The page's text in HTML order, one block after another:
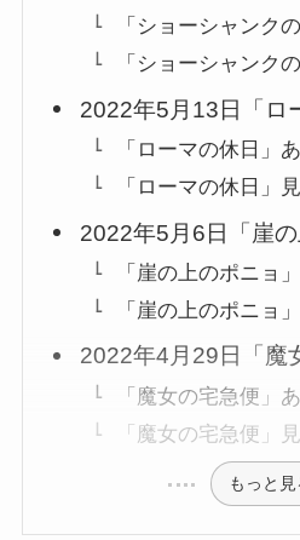
「ショーシャンク
「ショーシャンク
2022年5月13日「ロ
「ローマの休日」
「ローマの休日」
2022年5月6日「崖の
「崖の上のポニョ
「崖の上のポニョ
2022年4月29日「魔
「魔女の宅急便」
「魔女の宅急便」
もっと見